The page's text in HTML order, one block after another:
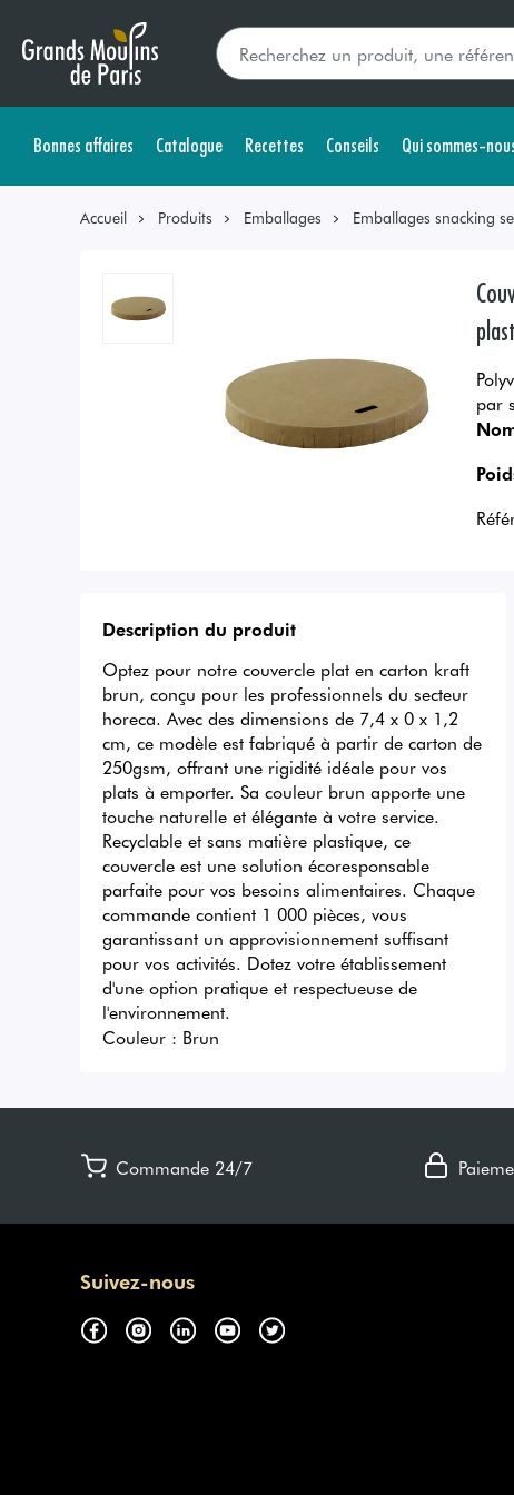
Bonnes affaires Catalogue Recettes Conseils Qui sommes-
Accueil Produits Emballages Emballages snacking
par
Description du produit
Optez pour notre couvercle plat en carton kraft
brun, conçu pour les professionnels du secteur
horeca. Avec des dimensions de 7,4 x 0 x 1,2
cm, ce modèle est fabriqué à partir de carton de
250gsm, offrant une rigidité idéale pour vos
plats à emporter. Sa couleur brun apporte une
touche naturelle et élégante à votre service.
Recyclable et sans matière plastique, ce
couvercle est une solution écoresponsable
parfaite pour vos besoins alimentaires. Chaque
commande contient 1 000 pièces, vous
garantissant un approvisionnement suffisant
pour vos activités. Dotez votre établissement
d'une option pratique et respectueuse de
l'environnement.
Couleur : Brun
Commande 24/7
Suivez-nous